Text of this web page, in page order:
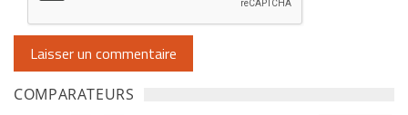
COMPARATEURS